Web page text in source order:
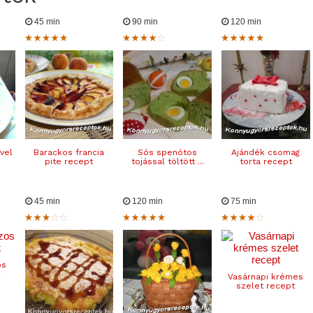
45 min
Barackos francia
pite recept
90 min
Sós spenótos
tojással töltött ...
120 min
Ajándék csomag
torta recept
45 min 120 min 75 min
Vasárnapi krémes
szelet recept